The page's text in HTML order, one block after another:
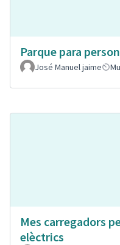
Parque para
José Manuel jaime
Mes carregadors
elèctrics